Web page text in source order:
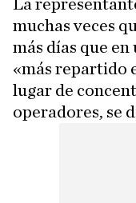
La
muchas veces
más días que en
«más repartido
lugar de
operadores, se